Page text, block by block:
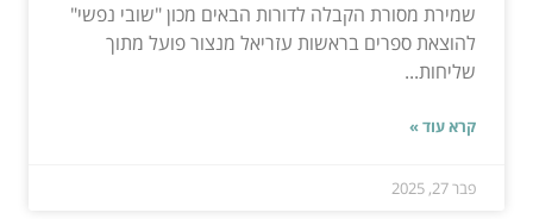
שמירת מסורת הקבלה לדורות הבאים מכון "שובי נפשי"
להוצאת ספרים בראשות עזריאל מנצור פועל מתוך
שליחות...
קרא עוד »
פבר 27, 2025